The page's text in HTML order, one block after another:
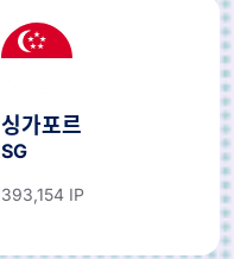
싱가포르
SG
393,154 IP